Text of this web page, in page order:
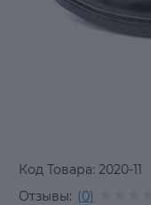
Код Товара: 2020-11
Отзывы: (0)